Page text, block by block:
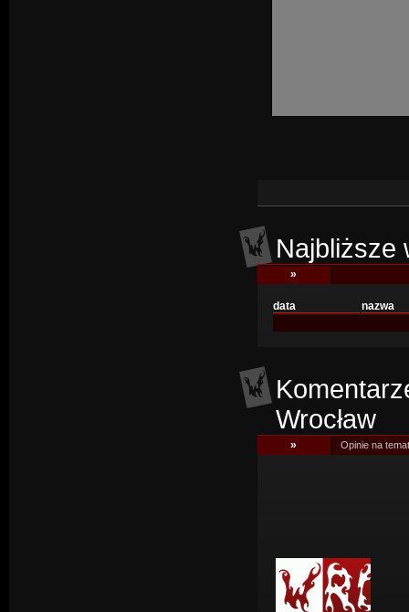
Najbliższe
»
data nazwa
Wrocław
» Opinie na